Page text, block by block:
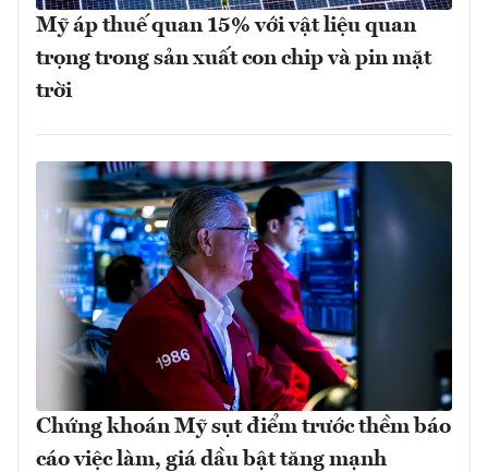
Mỹ áp thuế quan 15% với vật liệu quan
trọng trong sản xuất con chip và pin mặt
trời
Chứng khoán Mỹ sụt điểm trước thềm báo
cáo việc làm, giá dầu bật tăng mạnh